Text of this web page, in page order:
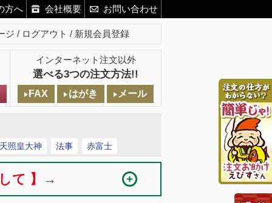
方へ 会社概要 お問い合わせ
ジ ログアウト 新規会員登録
インターネット注文以外
選べる3つの注文方法!!
FAX はがき メール
照皇大神 法事 赤富士
して 】→